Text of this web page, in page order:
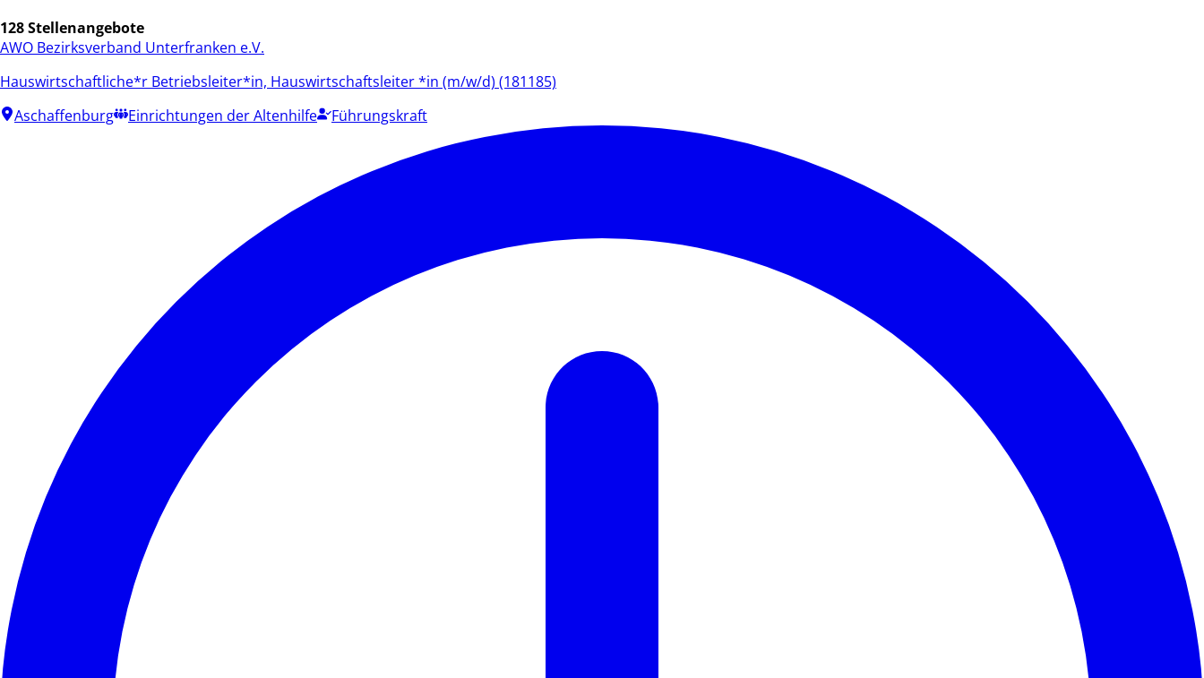
128 Stellenangebote
AWO Bezirksverband Unterfranken e.V.
Hauswirtschaftliche*r Betriebsleiter*in, Hauswirtschaftsleiter *in (m/w/d) (181185)
Aschaffenburg
Einrichtungen der Altenhilfe Führungskraft